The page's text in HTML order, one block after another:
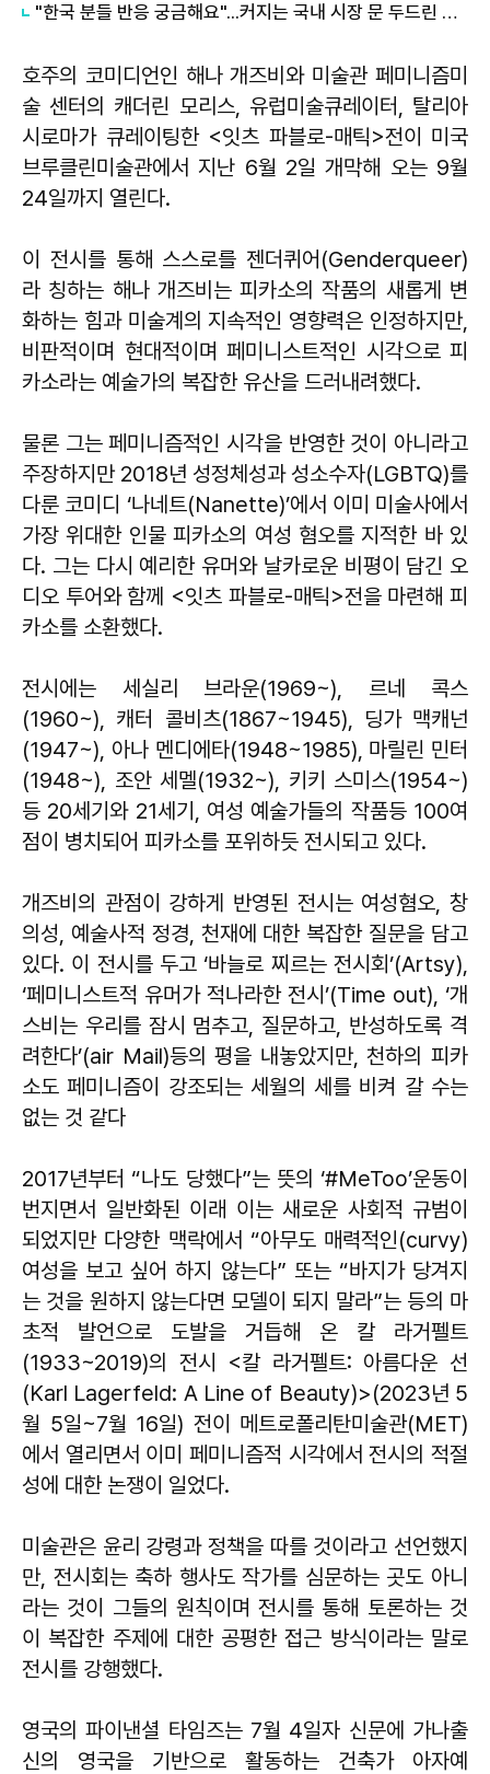
"한국 분들 반응 궁금해요"...커지는 국내 시장 문 두드린 일본·대만 캐릭터
호주의 코미디언인 해나 개즈비와 미술관 페미니즘미
술 센터의 캐더린 모리스, 유럽미술큐레이터, 탈리아
시로마가 큐레이팅한 <잇츠 파블로-매틱>전이 미국
브루클린미술관에서 지난 6월 2일 개막해 오는 9월
24일까지 열린다.
이 전시를 통해 스스로를 젠더퀴어(Genderqueer)
라 칭하는 해나 개즈비는 피카소의 작품의 새롭게 변
화하는 힘과 미술계의 지속적인 영향력은 인정하지만,
비판적이며 현대적이며 페미니스트적인 시각으로 피
카소라는 예술가의 복잡한 유산을 드러내려했다.
물론 그는 페미니즘적인 시각을 반영한 것이 아니라고
주장하지만 2018년 성정체성과 성소수자(LGBTQ)를
다룬 코미디 ‘나네트(Nanette)’에서 이미 미술사에서
가장 위대한 인물 피카소의 여성 혐오를 지적한 바 있
다. 그는 다시 예리한 유머와 날카로운 비평이 담긴 오
디오 투어와 함께 <잇츠 파블로-매틱>전을 마련해 피
카소를 소환했다.
전시에는 세실리 브라운(1969~), 르네 콕스
(1960~), 캐터 콜비츠(1867~1945), 딩가 맥캐넌
(1947~), 아나 멘디에타(1948~1985), 마릴린 민터
(1948~), 조안 세멜(1932~), 키키 스미스(1954~)
등 20세기와 21세기, 여성 예술가들의 작품등 100여
점이 병치되어 피카소를 포위하듯 전시되고 있다.
개즈비의 관점이 강하게 반영된 전시는 여성혐오, 창
의성, 예술사적 정경, 천재에 대한 복잡한 질문을 담고
있다. 이 전시를 두고 ‘바늘로 찌르는 전시회’(Artsy),
‘페미니스트적 유머가 적나라한 전시’(Time out), ‘개
스비는 우리를 잠시 멈추고, 질문하고, 반성하도록 격
려한다’(air Mail)등의 평을 내놓았지만, 천하의 피카
소도 페미니즘이 강조되는 세월의 세를 비켜 갈 수는
없는 것 같다
2017년부터 “나도 당했다”는 뜻의 ‘#MeToo’운동이
번지면서 일반화된 이래 이는 새로운 사회적 규범이
되었지만 다양한 맥락에서 “아무도 매력적인(curvy)
여성을 보고 싶어 하지 않는다” 또는 “바지가 당겨지
는 것을 원하지 않는다면 모델이 되지 말라”는 등의 마
초적 발언으로 도발을 거듭해 온 칼 라거펠트
(1933~2019)의 전시 <칼 라거펠트: 아름다운 선
(Karl Lagerfeld: A Line of Beauty)>(2023년 5
월 5일~7월 16일) 전이 메트로폴리탄미술관(MET)
에서 열리면서 이미 페미니즘적 시각에서 전시의 적절
성에 대한 논쟁이 일었다.
미술관은 윤리 강령과 정책을 따를 것이라고 선언했지
만, 전시회는 축하 행사도 작가를 심문하는 곳도 아니
라는 것이 그들의 원칙이며 전시를 통해 토론하는 것
이 복잡한 주제에 대한 공평한 접근 방식이라는 말로
전시를 강행했다.
영국의 파이낸셜 타임즈는 7월 4일자 신문에 가나출
신의 영국을 기반으로 활동하는 건축가 아자예